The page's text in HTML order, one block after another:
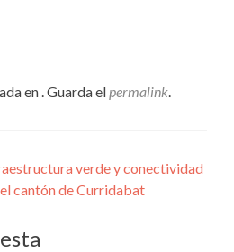
en . Guarda elpermalink.
verde y conectividad
cantón de Curridabat